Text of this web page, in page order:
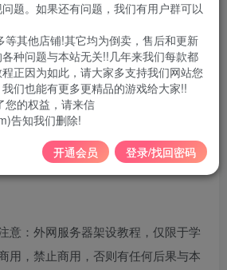
旧冒险岛079MAX4 局域网,外网
拟机，支持 WIN7，WIN10，win11
安装视频 + 外网服务器视频教程+ 全
功 完美宽屏 防爆稳定 最新控制台 全
意：外网服务器架设教程，仅限于学
用，禁止商用，否则有任何后果与本
题。如果还有问题，我们有用户群可以
等其他店铺!其它均为倒卖，售后和更新
种问题与本站无关!!几年来我们每款都
正因为如此，请大家多支持我们网站您
们也能有更多更精品的游戏给大家!!
您的权益，请来信
告知我们删除!
开通会员 登录/找回密码